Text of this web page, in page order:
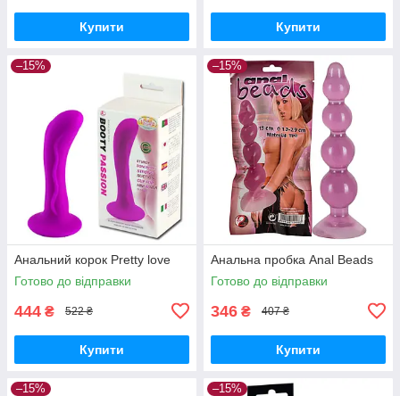
Купити Купити
–15%
Анальний корок Pretty love
Готово до відправки
444 ₴ 522 ₴
Купити
–15%
Анальна пробка Anal Beads
Готово до відправки
346 ₴ 407 ₴
Купити
–15% –15%